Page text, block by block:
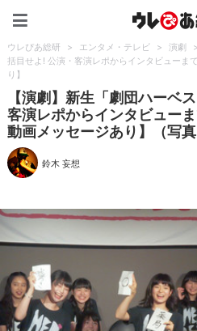
ウレぴあ総研 > エンタメ・テレビ > 演劇 >
括目せよ! 公演・客演レポからインタビューま
り】
【演劇】新生「劇団ハーベ
客演レポからインタビュー
動画メッセージあり】（写真
鈴木 妄想